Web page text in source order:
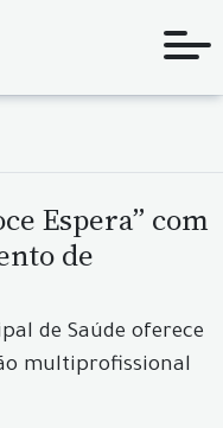
Espera” com
de
de Saúde oferece
multiprofissional